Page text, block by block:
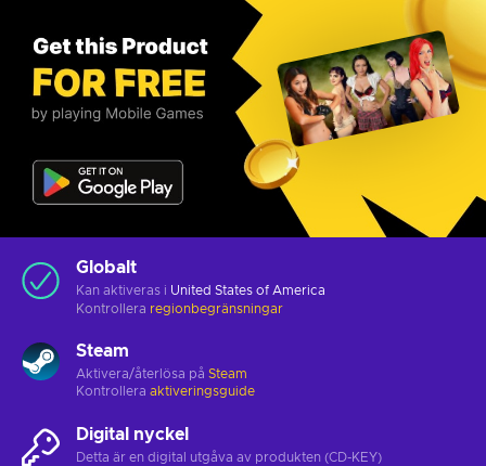
Globalt
Kan aktiveras i United States of America
Kontrollera regionbegränsningar
Steam
Aktivera/återlösa på Steam
Kontrollera aktiveringsguide
Digital nyckel
Detta är en digital utgåva av produkten (CD-KEY)